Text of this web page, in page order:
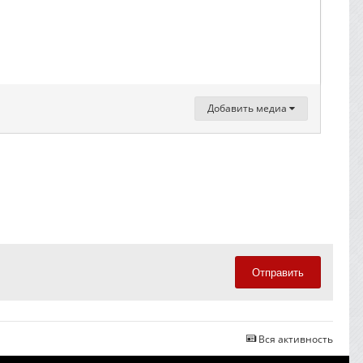
Добавить медиа
Отправить
Вся активность